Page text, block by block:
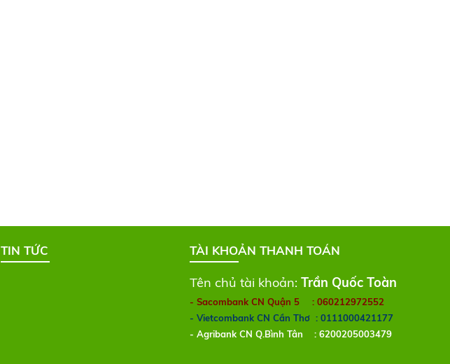
TIN TỨC TÀI KHOẢN THANH TOÁN
Tên chủ tài khoản: Trần Quốc Toàn
- Sacombank CN Quận 5
: 060212972552
- Vietcombank CN Cần Thơ : 0111000421177
- Agribank CN Q.Bình Tân
: 6200205003479